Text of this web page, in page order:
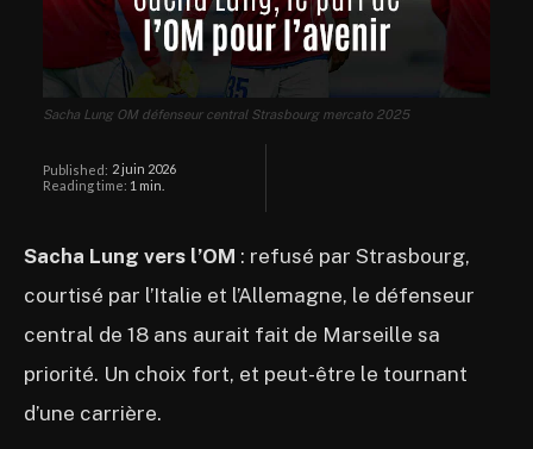
Sacha Lung OM défenseur central Strasbourg mercato 2025
Published: 2 juin 2026
Reading time: 1 min.
Sacha Lung vers l’OM : refusé par Strasbourg,
courtisé par l’Italie et l’Allemagne, le défenseur
central de 18 ans aurait fait de Marseille sa
priorité. Un choix fort, et peut-être le tournant
d’une carrière.